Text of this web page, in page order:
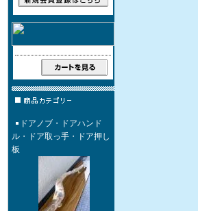
ドアノブ・ドアハンド
ル・ドア取っ手・ドア押し
板